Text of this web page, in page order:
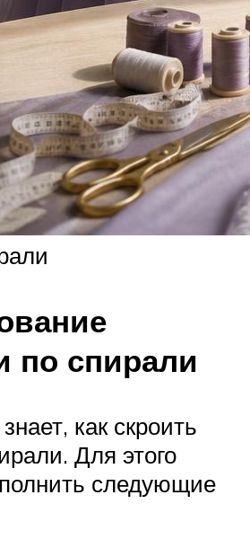
по спирали
как скроить
Для этого
следующие